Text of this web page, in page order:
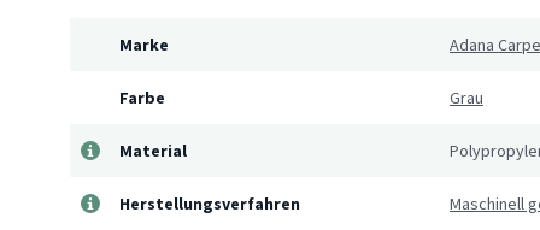
Marke Adana
Farbe Grau
Material
Herstellungsverfahren Maschinell